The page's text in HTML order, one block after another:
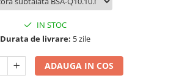
IN STOC
Durata de livrare: 5 zile
ADAUGA IN COS